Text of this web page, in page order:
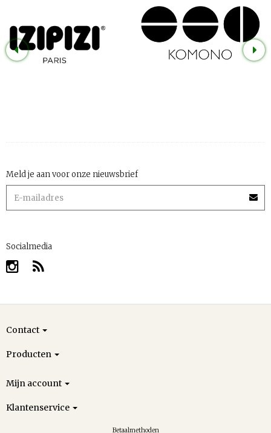
Meld je aan voor onze nieuwsbrief
Socialmedia
Contact
Producten
Mijn account
Klantenservice
Betaalmethoden